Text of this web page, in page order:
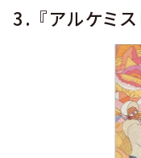
3. 『アルケミ